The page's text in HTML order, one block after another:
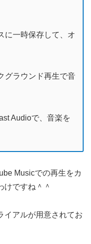
に一時保存して、オ
グラウンド再生で音
Audioで、音楽を
Musicでの再生をカ
けですね＾＾
イアルが用意されてお